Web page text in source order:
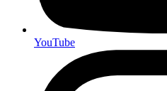
YouTube